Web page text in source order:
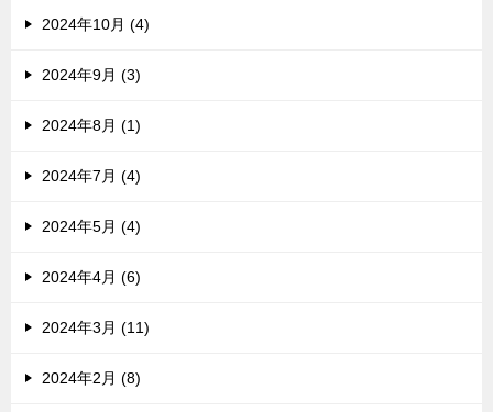
2024年10月 (4)
2024年9月 (3)
2024年8月 (1)
2024年7月 (4)
2024年5月 (4)
2024年4月 (6)
2024年3月 (11)
2024年2月 (8)